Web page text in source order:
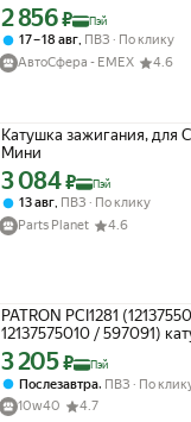
Цена с картой Яндекс Пэй
2 856₽ Пэй
17 – 18 авг, ПВЗ
По клику
АвтоСфера - ЕМЕХ
4.6
Катушка зажигания, для
Мини
Цена с картой Яндекс Пэй
3 084₽ Пэй
13 авг ПВЗ
По клику
Parts Planet
4.6
PATRON PCI1281
12137575010 / 597091)
зажигания delphi type
метал. экраном)
Цена с картой Яндекс Пэй
3 205₽ Пэй
Послезавтра, ПВЗ
По
10w40
4.7